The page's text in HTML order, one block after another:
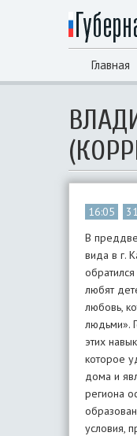
Главная
16:05
В
вида в г.
любят
любовь,
людьми».
этих
которое
дома и
региона
условия,